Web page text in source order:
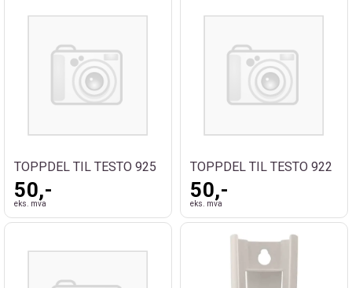
TOPPDEL TIL TESTO 925
50,-
eks. mva
TOPPDEL TIL TESTO 922
50,-
eks. mva